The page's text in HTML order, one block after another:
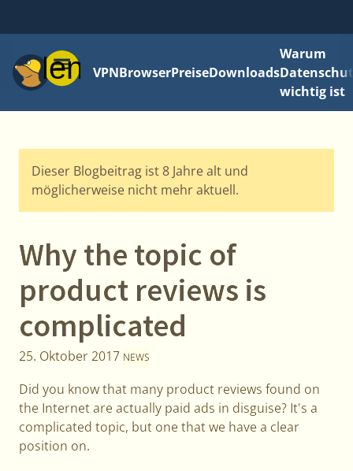
MenüVPNBrowserPreiseDownloads
Warum
wichtig ist
Dieser Blogbeitrag ist 8 Jahre alt und
möglicherweise nicht mehr aktuell.
Why the topic of
product reviews is
complicated
25. Oktober 2017 NEWS
Did you know that many product reviews found on
the Internet are actually paid ads in disguise? It's a
complicated topic, but one that we have a clear
position on.